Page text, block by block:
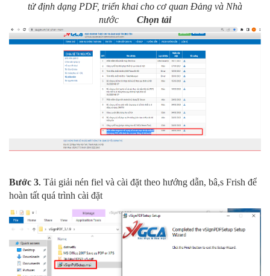
tử định dạng PDF, triển khai cho cơ quan Đảng và Nhà
nước
Chọn tải
Bước 3. Tải giải nén fiel và cài đặt theo hướng dẫn, bâ,s Frish để
hoàn tất quá trình cài đặt